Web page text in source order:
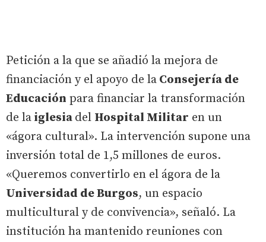
Petición a la que se añadió la mejora de
financiación y el apoyo de la Consejería de
Educación para financiar la transformación
de la iglesia del Hospital Militar en un
«ágora cultural». La intervención supone una
inversión total de 1,5 millones de euros.
«Queremos convertirlo en el ágora de la
Universidad de Burgos, un espacio
multicultural y de convivencia», señaló. La
institución ha mantenido reuniones con